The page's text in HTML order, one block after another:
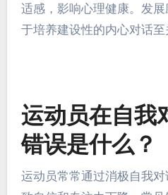
适感，影响心理健康。发
于培养建设性的内心对话至